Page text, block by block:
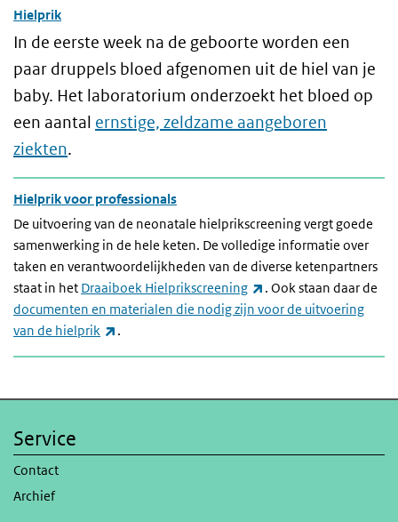
Hielprik
In de eerste week na de geboorte worden een
paar druppels bloed afgenomen uit de hiel van je
baby. Het laboratorium onderzoekt het bloed op
een aantal ernstige, zeldzame aangeboren
ziekten.
Hielprik voor professionals
De uitvoering van de neonatale hielprikscreening vergt goede
samenwerking in de hele keten. De volledige informatie over
taken en verantwoordelijkheden van de diverse ketenpartners
staat in het Draaiboek Hielprikscreening (externe link)
. Ook staan daar de
documenten en materialen die nodig zijn voor de uitvoering
van de hielprik
(externe link)
.
Service
Contact
Archief